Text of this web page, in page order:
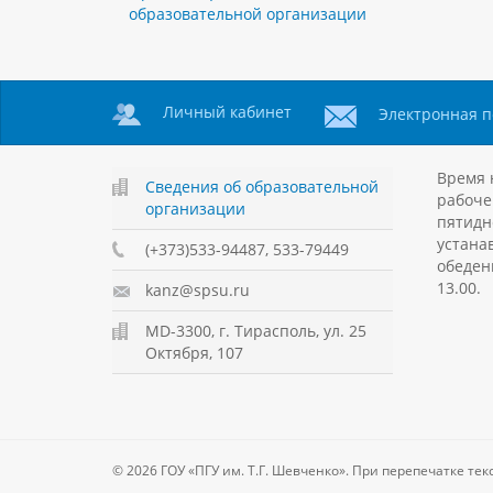
образовательной организации
Личный кабинет Электронная
Сведения об образовательной
организации
(+373)533-94487, 533-79449
kanz@spsu.ru
MD-3300, г. Тирасполь, ул. 25
Октября, 107
Время
13.00.
© 2026 ГОУ «ПГУ им. Т.Г. Шевченко». При перепечатке